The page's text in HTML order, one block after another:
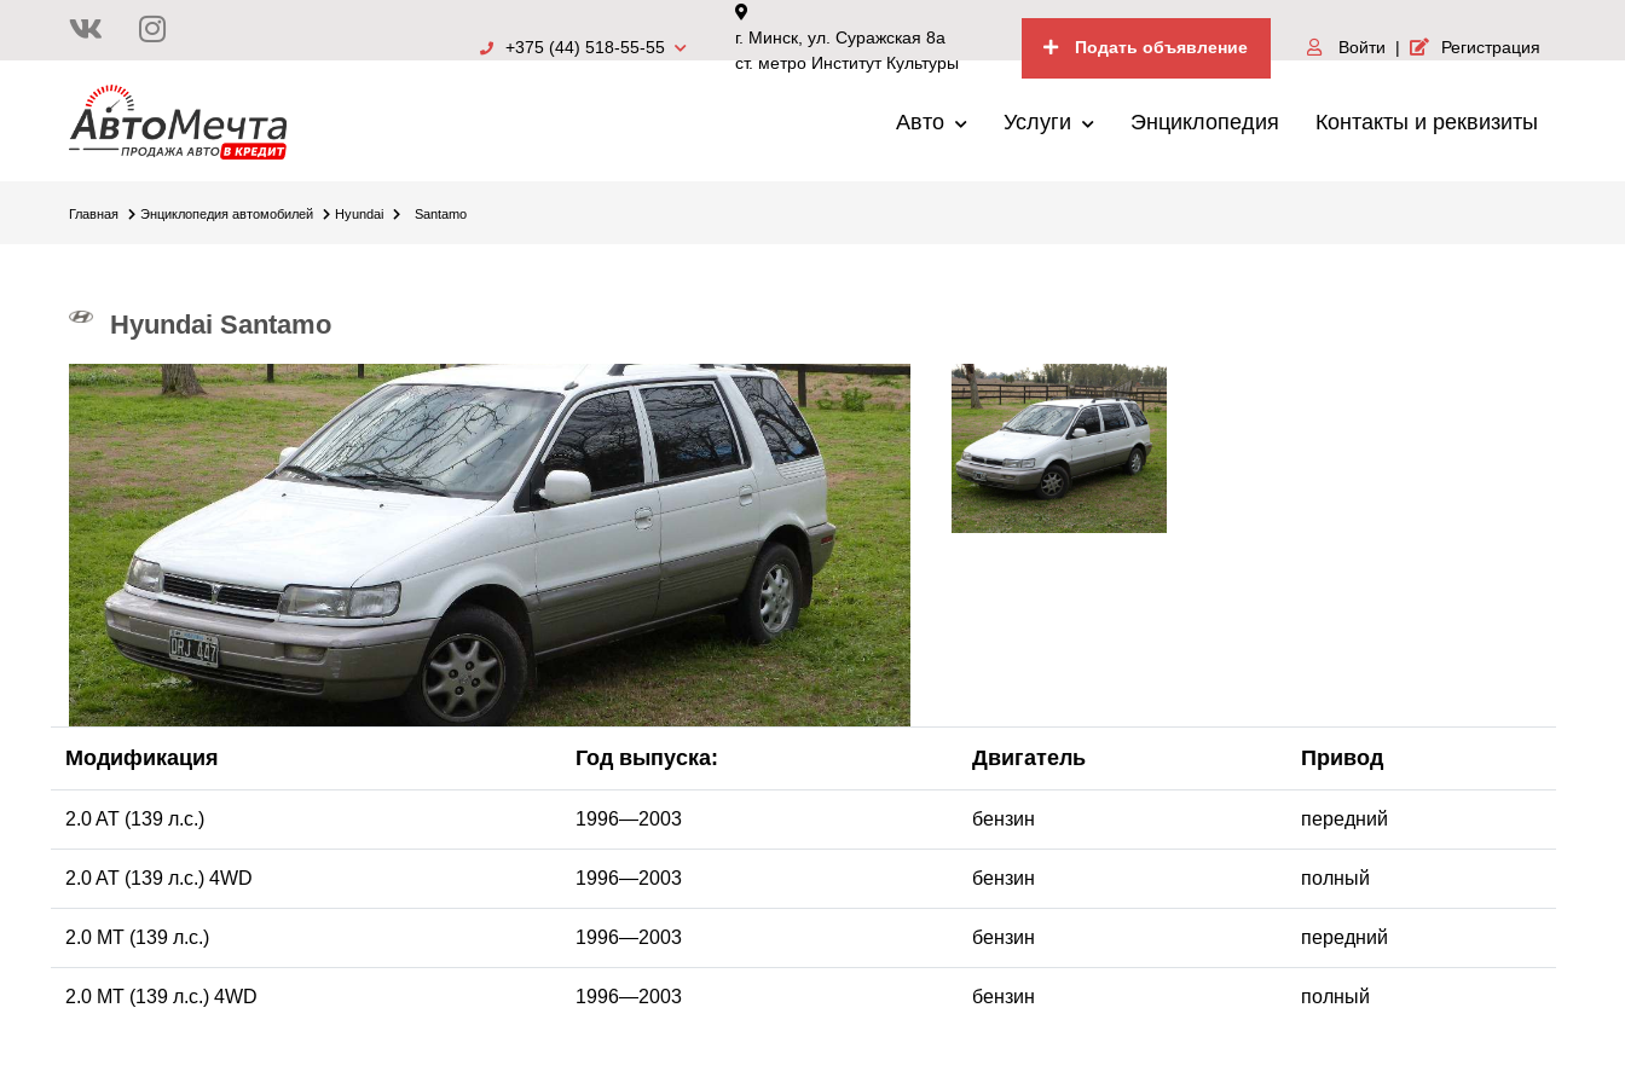
+375 (44) 518-55-55
г. Минск, ул. Суражская 8а
ст. метро Институт Культуры
Подать объявление Войти | Регистрация
Авто Услуги Энциклопедия Контакты и реквизиты
Главная Энциклопедия автомобилей Hyundai Santamo
Hyundai Santamo
Модификация Год выпуска: Двигатель Привод
2.0 AT (139 л.с.) 1996—2003 бензин передний
2.0 AT (139 л.с.) 4WD 1996—2003 бензин полный
2.0 MT (139 л.с.) 1996—2003 бензин передний
2.0 MT (139 л.с.) 4WD 1996—2003 бензин полный